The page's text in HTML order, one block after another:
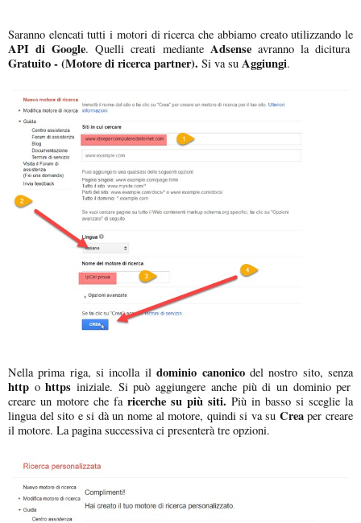
Saranno elencati tutti i motori di ricerca che abbiamo creato utilizzando le
API di Google. Quelli creati mediante Adsenseavranno la dicitura
Gratuito - (Motore di ricerca partner). Si va su Aggiungi.
Nella prima riga, si incolla ildominio canonicodel nostro sito, senza
http ohttps iniziale. Si può aggiungere anche più di un dominio per
creare un motore che fa ricerche su più siti. Più in basso si sceglie la
lingua del sito e si dà un nome al motore, quindi si va su Creaper creare
il motore. La pagina successiva ci presenterà tre opzioni.